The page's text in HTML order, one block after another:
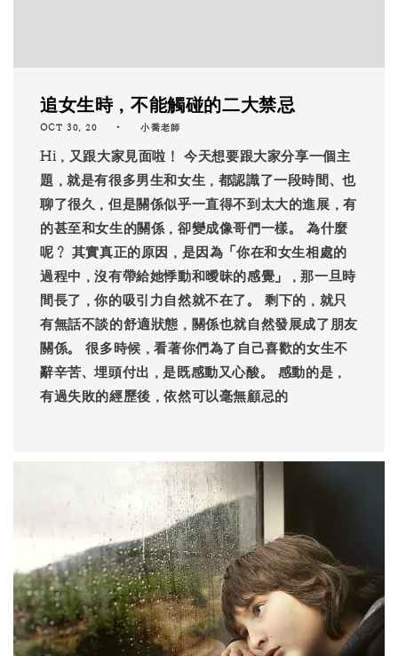
追女生時，不能觸碰的二大禁忌
OCT 30, 20 小喬老師
Hi，又跟大家見面啦！ 今天想要跟大家分享一個主
題，就是有很多男生和女生，都認識了一段時間、也
聊了很久，但是關係似乎一直得不到太大的進展，有
的甚至和女生的關係，卻變成像哥們一樣。 為什麼
呢？ 其實真正的原因，是因為「你在和女生相處的
過程中，沒有帶給她悸動和曖昧的感覺」，那一旦時
間長了，你的吸引力自然就不在了。 剩下的，就只
有無話不談的舒適狀態，關係也就自然發展成了朋友
關係。 很多時候，看著你們為了自己喜歡的女生不
辭辛苦、埋頭付出，是既感動又心酸。 感動的是，
有過失敗的經歷後，依然可以毫無顧忌的